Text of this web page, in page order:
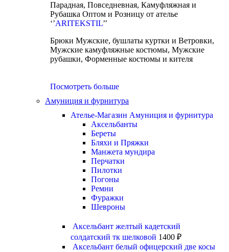
Парадная, Повседневная, Камуфляжная и
Рубашка Оптом и Розницу от ателье
‘’ARITEKSTIL’’
Брюки Мужские, бушлаты куртки и Ветровки,
Мужские камуфляжные костюмы, Мужские
рубашки, Форменные костюмы и кителя
Посмотреть больше
Амуниция и фурнитура
Ателье-Магазин Амуниция и фурнитура
Аксельбанты
Береты
Бляхи и Пряжки
Манжета мундира
Перчатки
Пилотки
Погоны
Ремни
Фуражки
Шевроны
Аксельбант желтый кадетский
солдатский тк шелковой 1400 ₽
Аксельбант белый офицерский две косы